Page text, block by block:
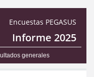
Encuestas PEGASUS
Informe 2025
generales